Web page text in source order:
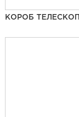
КОРОБ